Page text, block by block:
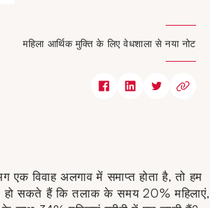
महिला आर्थिक मुक्ति के लिए वेधशाला से नया नोट
विवाह अलगाव में समाप्त होता है, तो हम
सकते हैं कि तलाक के समय 20% महिलाएं,